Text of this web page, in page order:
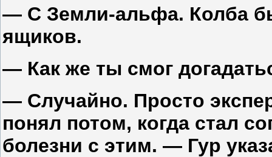
— С Земли-альфа. Колба
ящиков.
— Как же ты смог
— Случайно. Просто
понял потом, когда стал
болезни с этим. — Гур